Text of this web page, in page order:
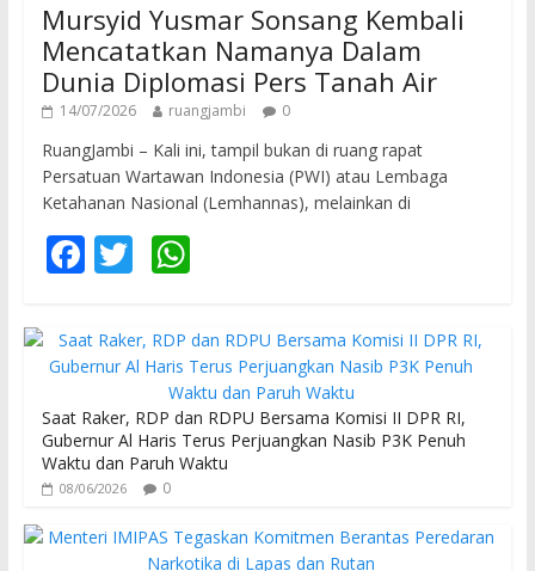
Mursyid Yusmar Sonsang Kembali
Mencatatkan Namanya Dalam
Dunia Diplomasi Pers Tanah Air
14/07/2026 ruangjambi 0
RuangJambi – Kali ini, tampil bukan di ruang rapat
Persatuan Wartawan Indonesia (PWI) atau Lembaga
Ketahanan Nasional (Lemhannas), melainkan di
F
e
b
o
o
k
T
itt
er
W
at
s
A
p
p
Saat Raker, RDP dan RDPU Bersama Komisi II DPR RI,
Gubernur Al Haris Terus Perjuangkan Nasib P3K Penuh
Waktu dan Paruh Waktu
08/06/2026 0